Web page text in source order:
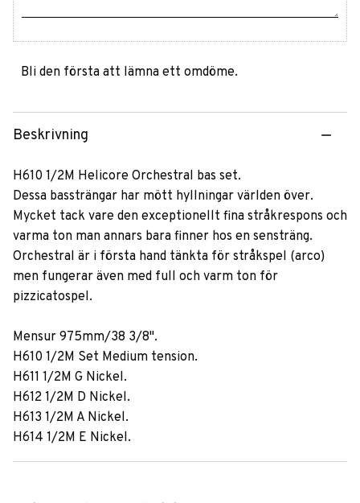
Bli den första att lämna ett omdöme.
Beskrivning
H610 1/2M Helicore Orchestral bas set.
Dessa bassträngar har mött hyllningar världen över.
Mycket tack vare den exceptionellt fina stråkrespons och
varma ton man annars bara finner hos en sensträng.
Orchestral är i första hand tänkta för stråkspel (arco)
men fungerar även med full och varm ton för
pizzicatospel.
Mensur 975mm/38 3/8".
H610 1/2M Set Medium tension.
H611 1/2M G Nickel.
H612 1/2M D Nickel.
H613 1/2M A Nickel.
H614 1/2M E Nickel.